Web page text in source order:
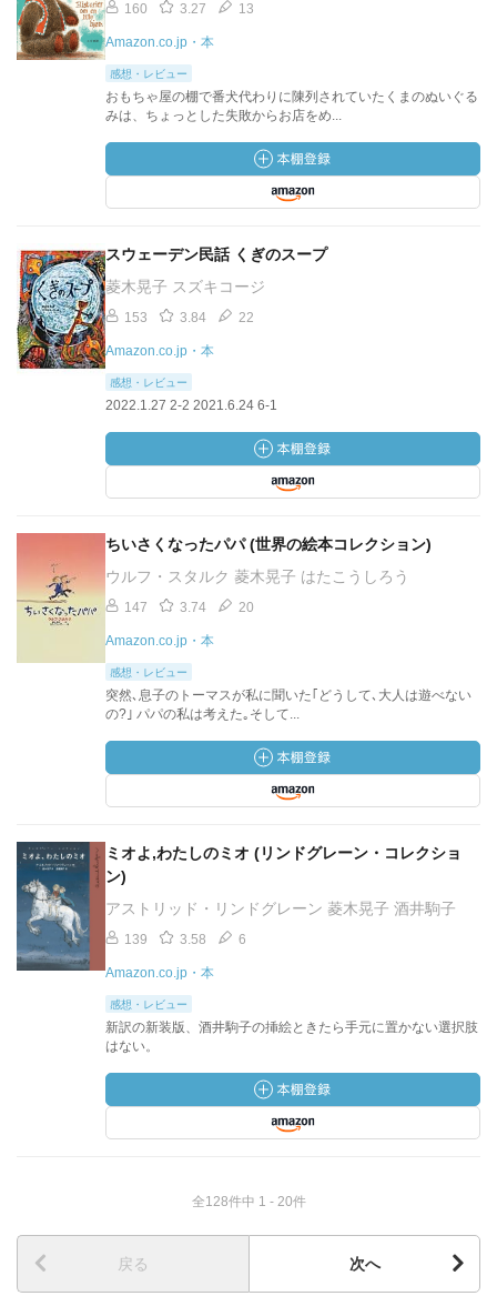
160 3.27 13
Amazon.co.jp・本
感想・レビュー
おもちゃ屋の棚で番犬代わりに陳列されていたくまのぬいぐる
みは、ちょっとした失敗からお店をめ...
スウェーデン民話 くぎのスープ
菱木晃子 スズキコージ
153 3.84 22
Amazon.co.jp・本
感想・レビュー
2022.1.27 2-2 2021.6.24 6-1
ちいさくなったパパ (世界の絵本コレクション)
ウルフ・スタルク 菱木晃子 はたこうしろう
147 3.74 20
Amazon.co.jp・本
感想・レビュー
突然､息子のトーマスが私に聞いた｢どうして､大人は遊べない
の?｣ パパの私は考えた｡そして...
ミオよ,わたしのミオ (リンドグレーン・コレクショ
ン)
アストリッド・リンドグレーン 菱木晃子 酒井駒子
139 3.58 6
Amazon.co.jp・本
感想・レビュー
新訳の新装版、酒井駒子の挿絵ときたら手元に置かない選択肢
はない。
全128件中 1 - 20件
戻る 次へ